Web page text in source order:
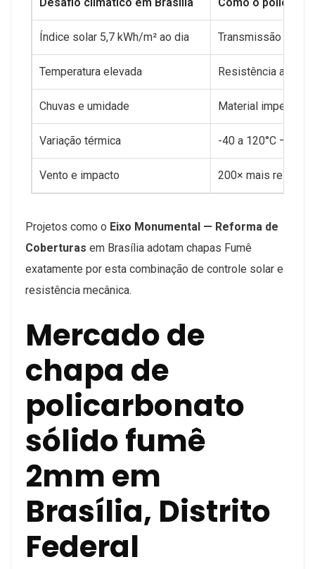
Desafio climático em Brasília Como o
Índice solar 5,7 kWh/m² ao dia Transmissão 82%
Temperatura elevada Resistência até
Chuvas e umidade Material
Variação térmica -40 a 120°C —
Vento e impacto 200× mais
Projetos como o Eixo Monumental — Reforma de
Coberturas em Brasília adotam chapas Fumê
exatamente por esta combinação de controle solar e
resistência mecânica.
Mercado de
chapa de
policarbonato
sólido fumê
2mm em
Brasília, Distrito
Federal